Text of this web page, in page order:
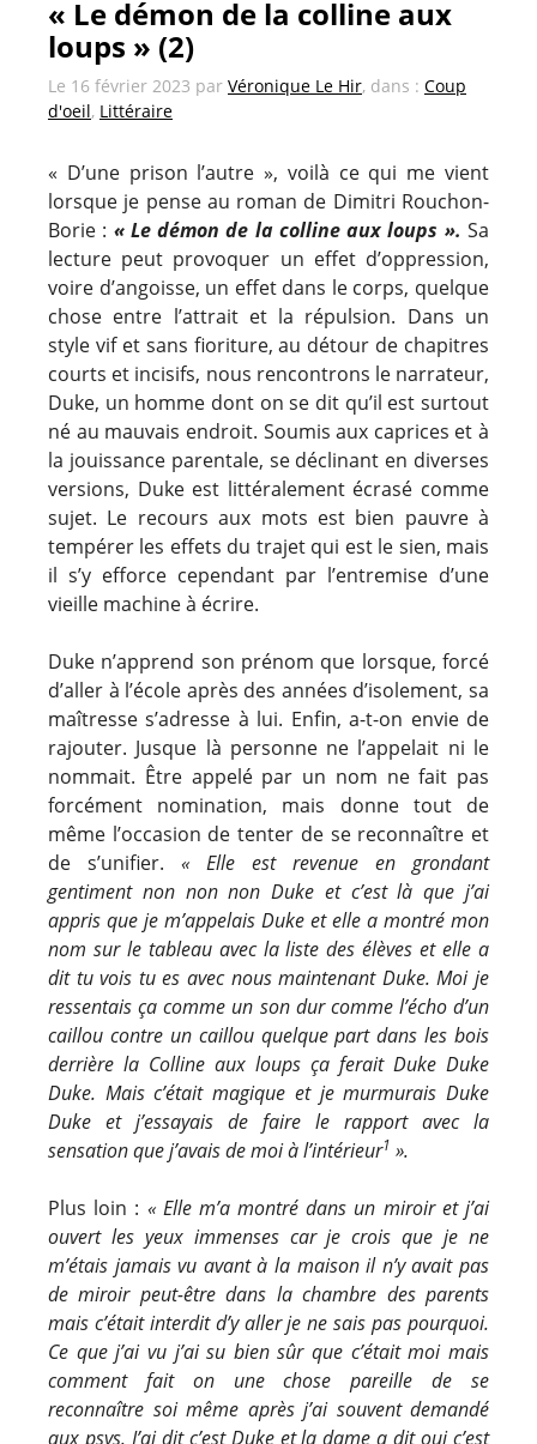
« Le démon de la colline aux
loups » (2)
Le 16 février 2023 par Véronique Le Hir, dans : Coup
d'oeil, Littéraire
« D’une prison l’autre », voilà ce qui me vient
lorsque je pense au roman de Dimitri Rouchon-
Borie : « Le démon de la colline aux loups ». Sa
lecture peut provoquer un effet d’oppression,
voire d’angoisse, un effet dans le corps, quelque
chose entre l’attrait et la répulsion. Dans un
style vif et sans fioriture, au détour de chapitres
courts et incisifs, nous rencontrons le narrateur,
Duke, un homme dont on se dit qu’il est surtout
né au mauvais endroit. Soumis aux caprices et à
la jouissance parentale, se déclinant en diverses
versions, Duke est littéralement écrasé comme
sujet. Le recours aux mots est bien pauvre à
tempérer les effets du trajet qui est le sien, mais
il s’y efforce cependant par l’entremise d’une
vieille machine à écrire.
Duke n’apprend son prénom que lorsque, forcé
d’aller à l’école après des années d’isolement, sa
maîtresse s’adresse à lui. Enfin, a-t-on envie de
rajouter. Jusque là personne ne l’appelait ni le
nommait. Être appelé par un nom ne fait pas
forcément nomination, mais donne tout de
même l’occasion de tenter de se reconnaître et
de s’unifier. « Elle est revenue en grondant
gentiment non non non Duke et c’est là que j’ai
appris que je m’appelais Duke et elle a montré mon
nom sur le tableau avec la liste des élèves et elle a
dit tu vois tu es avec nous maintenant Duke. Moi je
ressentais ça comme un son dur comme l’écho d’un
caillou contre un caillou quelque part dans les bois
derrière la Colline aux loups ça ferait Duke Duke
Duke. Mais c’était magique et je murmurais Duke
Duke et j’essayais de faire le rapport avec la
sensation que j’avais de moi àl’intérieur1 ».
Plus loin : « Elle m’a montré dans un miroir et j’ai
ouvert les yeux immenses car je crois que je ne
m’étais jamais vu avant à la maison il n’y avait pas
de miroir peut-être dans la chambre des parents
mais c’était interdit d’y aller je ne sais pas pourquoi.
Ce que j’ai vu j’ai su bien sûr que c’était moi mais
comment fait on une chose pareille de se
reconnaître soi même après j’ai souvent demandé
aux psys. J’ai dit c’est Duke et la dame a dit oui c’est